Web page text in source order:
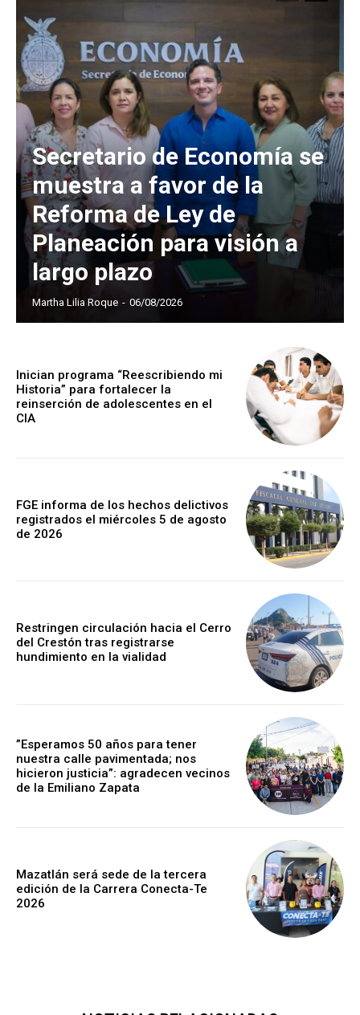
Secretario de Economía se
muestra a favor de la
Reforma de Ley de
Planeación para visión a
largo plazo
Martha Lilia Roque - 06/08/2026
Inician programa “Reescribiendo mi
Historia” para fortalecer la
reinserción de adolescentes en el
CIA
FGE informa de los hechos delictivos
registrados el miércoles 5 de agosto
de 2026
Restringen circulación hacia el Cerro
del Crestón tras registrarse
hundimiento en la vialidad
”Esperamos 50 años para tener
nuestra calle pavimentada; nos
hicieron justicia”: agradecen vecinos
de la Emiliano Zapata
Mazatlán será sede de la tercera
edición de la Carrera Conecta-Te
2026